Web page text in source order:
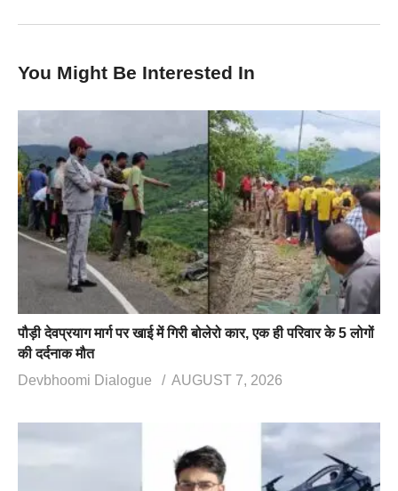
You Might Be Interested In
पौड़ी देवप्रयाग मार्ग पर खाई में गिरी बोलेरो कार, एक ही परिवार के 5 लोगों
की दर्दनाक मौत
Devbhoomi Dialogue
AUGUST 7, 2026